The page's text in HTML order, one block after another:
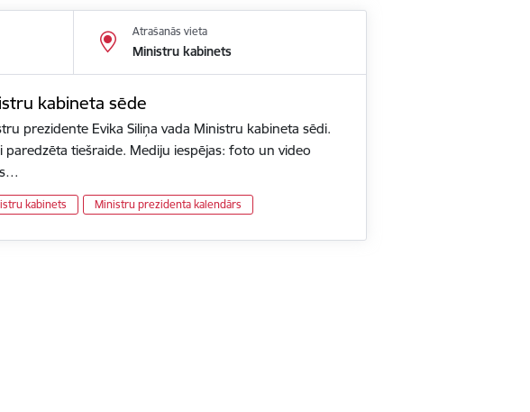
Atrašanās vieta
Ministru kabinets
kabineta sēde
prezidente Evika Siliņa vada Ministru kabineta sēdi.
paredzēta tiešraide. Mediju iespējas: foto un video
kabinets Ministru prezidenta kalendārs